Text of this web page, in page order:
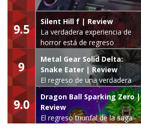
9.5
Silent Hill f | Review
La verdadera experiencia de
horror está de regreso
9
Metal Gear Solid Delta:
Snake Eater | Review
El regreso de una verdadera
leyenda
9.0
Dragon Ball Sparking Zero |
Review
El regreso triunfal de la saga